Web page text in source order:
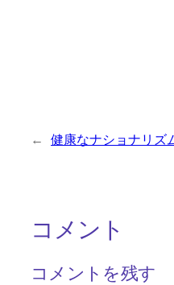
← 健康なナショナリズ
コメント
コメントを残す